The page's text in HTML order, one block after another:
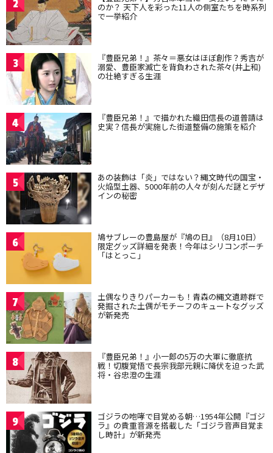
2 のか？ 天下人を彩った11人の側室たちを時系列
で一挙紹介
3 『豊臣兄弟！』茶々＝悪女はほぼ創作？秀吉が
溺愛、豊臣家滅亡を背負わされた茶々(井上和)
の壮絶すぎる生涯
4 『豊臣兄弟！』で描かれた織田信長の道普請は
史実？信長が実施した街道整備の施策を紹介
5 あの装飾は「炎」ではない？縄文時代の国宝・
火焔型土器、5000年前の人々が刻んだ謎とデザ
インの秘密
6 鳩サブレーの豊島屋が『鳩の日』（8月10日）
限定グッズ詳細を発表！今年はシリコンポーチ
「はとっこ」
7 土偶なりきりパーカーも！青森の縄文遺跡群で
発掘された土偶がモチーフのキュートなグッズ
が新発売
8 『豊臣兄弟！』小一郎の5万の大軍に徹底抗
戦！切腹覚悟で長宗我部元親に降伏を迫った武
将・谷忠澄の生涯
9 ゴジラの咆哮で目覚める朝…1954年公開『ゴジ
ラ』の貴重音源を搭載した「ゴジラ音声目覚ま
し時計」が新発売